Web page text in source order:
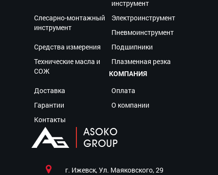
инструмент
Слесарно-монтажный
инструмент
Электроинструмент
Пневмоинструмент
Средства измерения
Подшипники
Технические масла и
СОЖ
Плазменная резка
КОМПАНИЯ
Доставка
Оплата
Гарантии
О компании
Контакты
г. Ижевск, Ул. Маяковского, 29